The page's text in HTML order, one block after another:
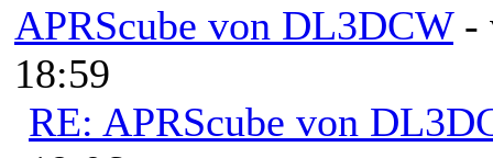
APRScube von DL3DCW -
18:59
RE: APRScube von